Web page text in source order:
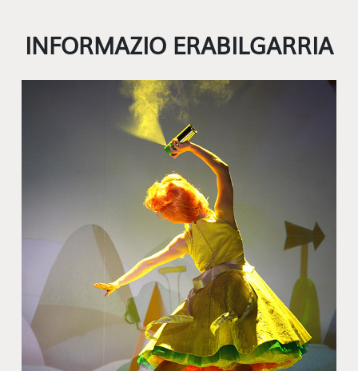
INFORMAZIO ERABILGARRIA